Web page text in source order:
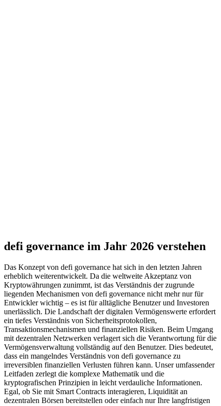
defi governance im Jahr 2026 verstehen
Das Konzept von defi governance hat sich in den letzten Jahren
erheblich weiterentwickelt. Da die weltweite Akzeptanz von
Kryptowährungen zunimmt, ist das Verständnis der zugrunde
liegenden Mechanismen von defi governance nicht mehr nur für
Entwickler wichtig – es ist für alltägliche Benutzer und Investoren
unerlässlich. Die Landschaft der digitalen Vermögenswerte erfordert
ein tiefes Verständnis von Sicherheitsprotokollen,
Transaktionsmechanismen und finanziellen Risiken. Beim Umgang
mit dezentralen Netzwerken verlagert sich die Verantwortung für die
Vermögensverwaltung vollständig auf den Benutzer. Dies bedeutet,
dass ein mangelndes Verständnis von defi governance zu
irreversiblen finanziellen Verlusten führen kann. Unser umfassender
Leitfaden zerlegt die komplexe Mathematik und die
kryptografischen Prinzipien in leicht verdauliche Informationen.
Egal, ob Sie mit Smart Contracts interagieren, Liquidität an
dezentralen Börsen bereitstellen oder einfach nur Ihre langfristigen